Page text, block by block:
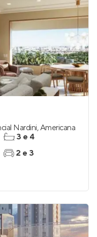
Nardini,Americana
3 e 4
2 e 3